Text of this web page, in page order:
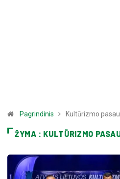
Pagrindinis Kultūrizmo
ŽYMA : KULTŪRIZMO